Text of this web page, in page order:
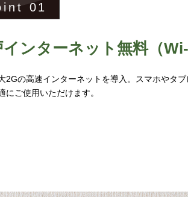
01
インターネット無料（Wi-
2Gの高速インターネットを導入。スマホやタ
にご使用いただけます。